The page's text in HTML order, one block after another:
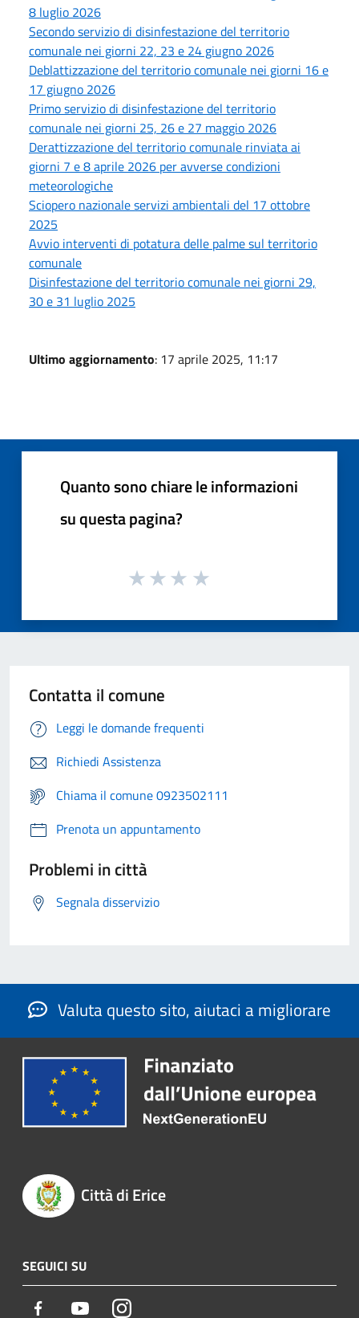
8 luglio 2026
Secondo servizio di disinfestazione del territorio
comunale nei giorni 22, 23 e 24 giugno 2026
Deblattizzazione del territorio comunale nei giorni 16 e
17 giugno 2026
Primo servizio di disinfestazione del territorio
comunale nei giorni 25, 26 e 27 maggio 2026
Derattizzazione del territorio comunale rinviata ai
giorni 7 e 8 aprile 2026 per avverse condizioni
meteorologiche
Sciopero nazionale servizi ambientali del 17 ottobre
2025
Avvio interventi di potatura delle palme sul territorio
comunale
Disinfestazione del territorio comunale nei giorni 29,
30 e 31 luglio 2025
Ultimo aggiornamento: 17 aprile 2025, 11:17
Quanto sono chiare le informazioni
su questa pagina?
Contatta il comune
Leggi le domande frequenti
Richiedi Assistenza
Chiama il comune 0923502111
Prenota un appuntamento
Problemi in città
Segnala disservizio
Valuta questo sito, aiutaci a migliorare
Città di Erice
SEGUICI SU
Facebook YoutubeInstagram